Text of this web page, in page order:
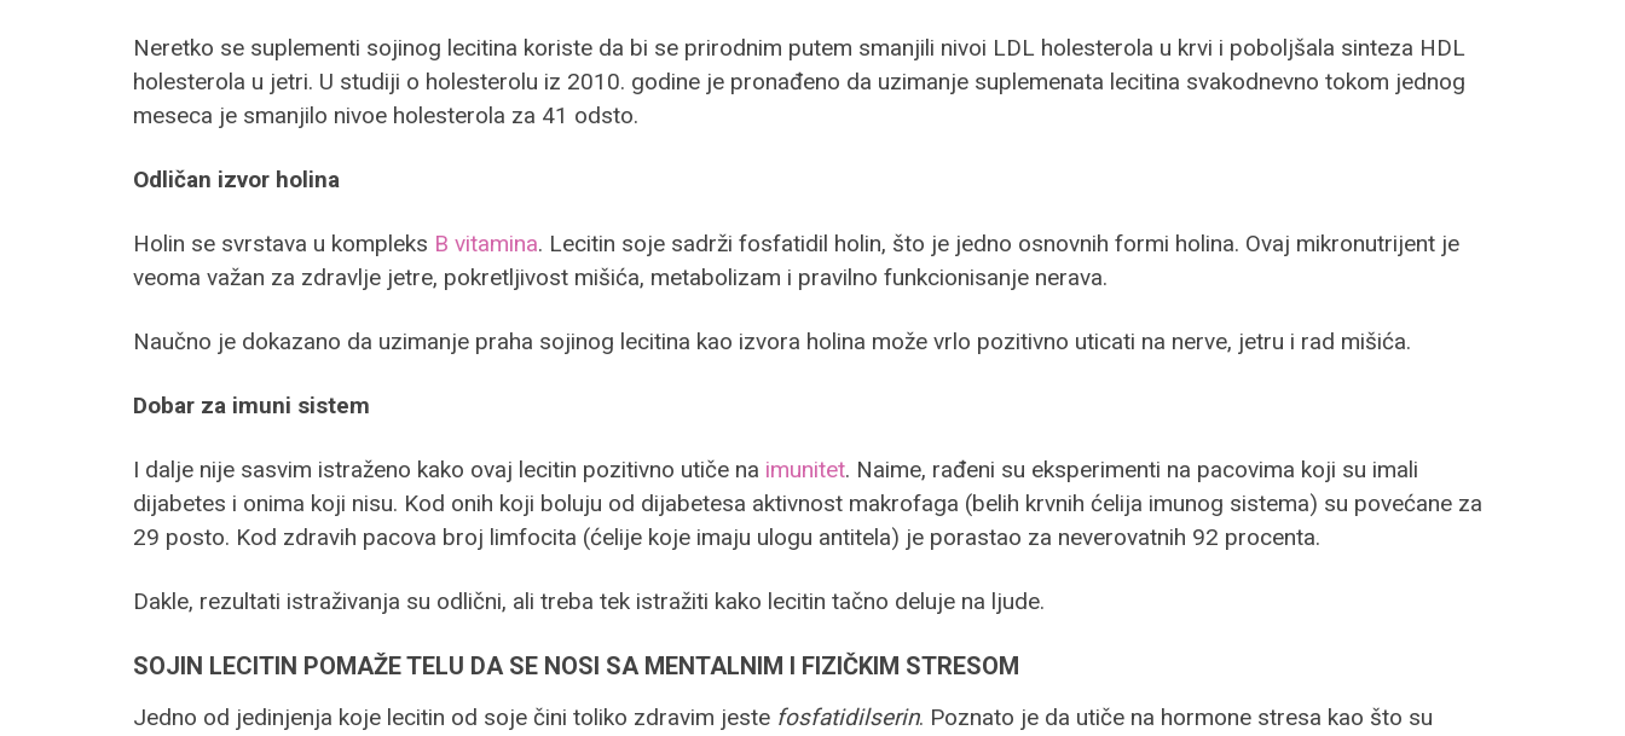
Neretko se suplementi sojinog lecitina koriste da bi se prirodnim putem smanjili nivoi LDL holesterola u krvi i poboljšala sinteza HDL
holesterola u jetri. U studiji o holesterolu iz 2010. godine je pronađeno da uzimanje suplemenata lecitina svakodnevno tokom jednog
meseca je smanjilo nivoe holesterola za 41 odsto.
Odličan izvor holina
Holin se svrstava u kompleks B vitamina. Lecitin soje sadrži fosfatidil holin, što je jedno osnovnih formi holina. Ovaj mikronutrijent je
veoma važan za zdravlje jetre, pokretljivost mišića, metabolizam i pravilno funkcionisanje nerava.
Naučno je dokazano da uzimanje praha sojinog lecitina kao izvora holina može vrlo pozitivno uticati na nerve, jetru i rad mišića.
Dobar za imuni sistem
I dalje nije sasvim istraženo kako ovaj lecitin pozitivno utiče na imunitet. Naime, rađeni su eksperimenti na pacovima koji su imali
dijabetes i onima koji nisu. Kod onih koji boluju od dijabetesa aktivnost makrofaga (belih krvnih ćelija imunog sistema) su povećane za
29 posto. Kod zdravih pacova broj limfocita (ćelije koje imaju ulogu antitela) je porastao za neverovatnih 92 procenta.
Dakle, rezultati istraživanja su odlični, ali treba tek istražiti kako lecitin tačno deluje na ljude.
SOJIN LECITIN POMAŽE TELU DA SE NOSI SA MENTALNIM I FIZIČKIM STRESOM
Jedno od jedinjenja koje lecitin od soje čini toliko zdravim jeste fosfatidilserin. Poznato je da utiče na hormone stresa kao što su